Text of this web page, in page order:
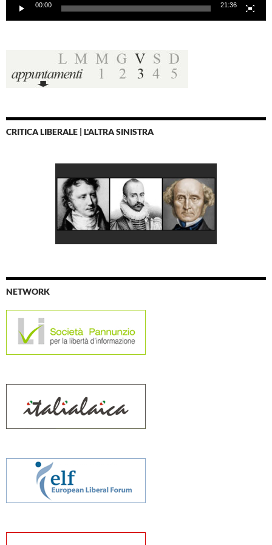
00:00 21:36
CRITICA LIBERALE | L'ALTRA SINISTRA
NETWORK